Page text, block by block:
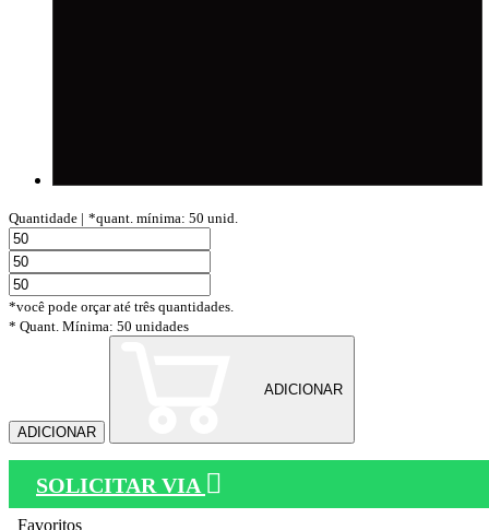
Quantidade | *quant. mínima: 50 unid.
*você pode orçar até três quantidades.
* Quant. Mínima: 50 unidades
ADICIONAR
ADICIONAR
SOLICITAR VIA
Favoritos